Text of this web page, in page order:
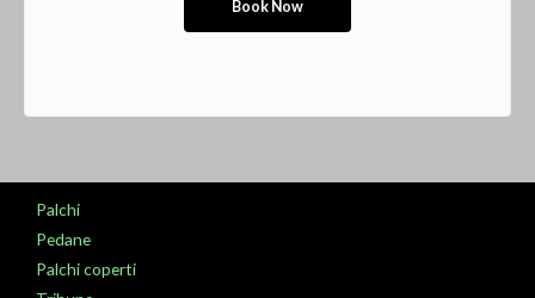
Palchi
Pedane
Palchi coperti